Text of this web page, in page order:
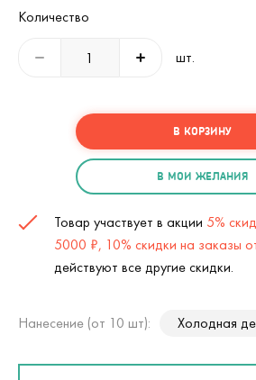
Количество
шт.
В КОРЗИНУ
В МОИ ЖЕЛАНИЯ
Товар участвует в акции 5%
5000 ₽, 10% скидки на заказы
действуют все другие скидки.
Нанесение (от 10 шт): Холодная